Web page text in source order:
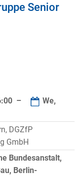
Senior
–
We,
DGZfP
GmbH
Bundesanstalt,
Berlin-